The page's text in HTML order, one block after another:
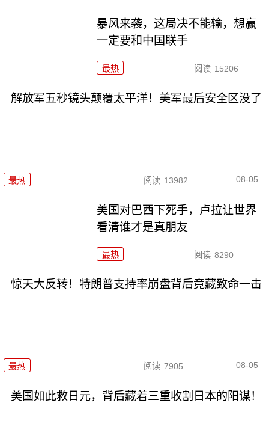
暴风来袭，这局决不能输，想赢
一定要和中国联手
最热 阅读 15206
解放军五秒镜头颠覆太平洋！美军最后安全区没了
最热 阅读 13982 08-05
美国对巴西下死手，卢拉让世界
看清谁才是真朋友
最热 阅读 8290
惊天大反转！特朗普支持率崩盘背后竟藏致命一击
最热 阅读 7905 08-05
美国如此救日元，背后藏着三重收割日本的阳谋！